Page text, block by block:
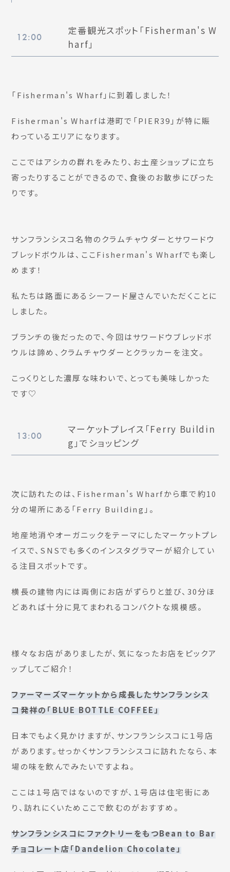
12:00
定番観光スポット「Fisherman's W
harf」
「Fisherman's Wharf」に到着しました！
Fisherman's Wharfは港町で「PIER39」が特に賑
わっているエリアになります。
ここではアシカの群れをみたり、お土産ショップに立ち
寄ったりすることができるので、食後のお散歩にぴった
りです。
サンフランシスコ名物のクラムチャウダーとサワードウ
ブレッドボウルは、ここFisherman's Wharfでも楽し
めます！
私たちは路面にあるシーフード屋さんでいただくことに
しました。
ブランチの後だったので、今回はサワードウブレッドボ
ウルは諦め、クラムチャウダーとクラッカーを注文。
こっくりとした濃厚な味わいで、とっても美味しかった
です♡
13:00
マーケットプレイス「Ferry Buildin
g」でショッピング
次に訪れたのは、Fisherman's Wharfから車で約10
分の場所にある「Ferry Building」。
地産地消やオーガニックをテーマにしたマーケットプレ
イスで、SNSでも多くのインスタグラマーが紹介してい
る注目スポットです。
横長の建物内には両側にお店がずらりと並び、30分ほ
どあれば十分に見てまわれるコンパクトな規模感。
様々なお店がありましたが、気になったお店をピックア
ップしてご紹介！
ファーマーズマーケットから成長したサンフランシス
コ発祥の「BLUE BOTTLE COFFEE」
日本でもよく見かけますが、サンフランシスコに１号店
があります。せっかくサンフランシスコに訪れたなら、本
場の味を飲んでみたいですよね。
ここは１号店ではないのですが、１号店は住宅街にあ
り、訪れにくいためここで飲むのがおすすめ。
サンフランシスコにファクトリーをもつBean to Bar
チョコレート店「Dandelion Chocolate」